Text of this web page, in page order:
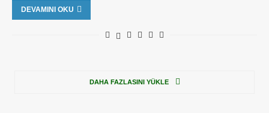
DEVAMINI OKU
DAHA FAZLASINI YÜKLE